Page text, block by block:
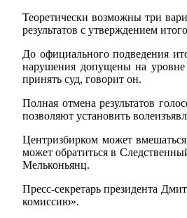
Теоретически возможны три
результатов с утверждением
До официального подведения
нарушения допущены на
принять суд, говорит он.
Полная отмена результатов
позволяют установить
Центризбирком может
может обратиться в
Мельконьянц.
Пресс-секретарь президента
комиссию».